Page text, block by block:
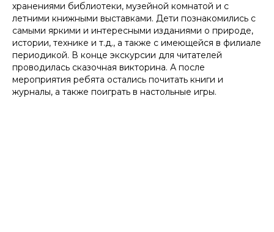
хранениями библиотеки, музейной комнатой и с
летними книжными выставками. Дети познакомились с
самыми яркими и интересными изданиями о природе,
истории, технике и т.д., а также с имеющейся в филиале
периодикой. В конце экскурсии для читателей
проводилась сказочная викторина. А после
мероприятия ребята остались почитать книги и
журналы, а также поиграть в настольные игры.